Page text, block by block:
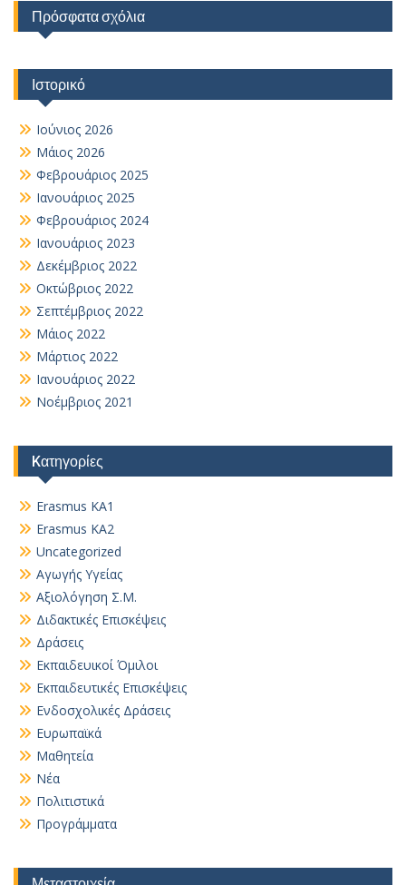
Πρόσφατα σχόλια
Ιστορικό
Ιούνιος 2026
Μάιος 2026
Φεβρουάριος 2025
Ιανουάριος 2025
Φεβρουάριος 2024
Ιανουάριος 2023
Δεκέμβριος 2022
Οκτώβριος 2022
Σεπτέμβριος 2022
Μάιος 2022
Μάρτιος 2022
Ιανουάριος 2022
Νοέμβριος 2021
Kατηγορίες
Erasmus KA1
Erasmus KA2
Uncategorized
Αγωγής Υγείας
Αξιολόγηση Σ.Μ.
Διδακτικές Επισκέψεις
Δράσεις
Εκπαιδευικοί Όμιλοι
Εκπαιδευτικές Επισκέψεις
Ενδοσχολικές Δράσεις
Ευρωπαϊκά
Μαθητεία
Νέα
Πολιτιστικά
Προγράμματα